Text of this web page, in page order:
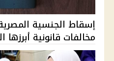
مخالفات قانونية